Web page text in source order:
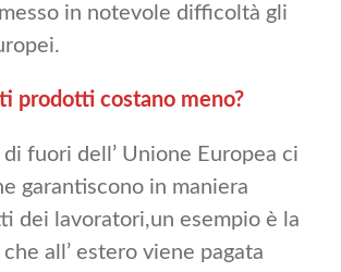
in notevole difficoltà gli
prodotti costano meno?
fuori dell’ Unione Europea ci
garantiscono in maniera
dei lavoratori,un esempio è la
all’ estero viene pagata